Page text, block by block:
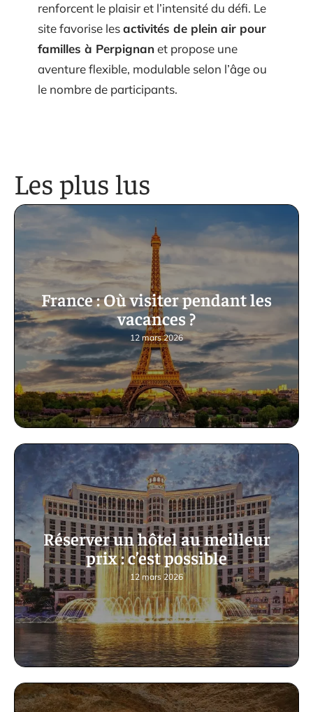
renforcent le plaisir et l’intensité du défi. Le
site favorise lesactivités de plein air pour
familles à Perpignanet propose une
aventure flexible, modulable selon l’âge ou
le nombre de participants.
Les plus lus
France : Où visiter pendant les
vacances ?
12 mars 2026
Réserver un hôtel au meilleur
prix : c’est possible
12 mars 2026